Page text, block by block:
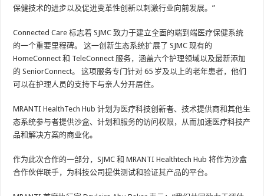
保健技术的进步以及促进变革性创新以刺激行业向前发展。”
Connected Care 标志着 SJMC 致力于建立全面的端到端医疗保健系统
的一个重要里程碑。 这一创新生态系统扩展了 SJMC 现有的
HomeConnect 和 TeleConnect 服务，涵盖六个护理领域以及最新添加
的 SeniorConnect。 这项服务专门针对 65 岁及以上的老年患者，他们
可以在护理人员的支持下与亲人分开居住。
MRANTI HealthTech Hub 计划为医疗科技创新者、技术提供商和其他生
态系统参与者提供沙盒、计划和服务的访问权限，从而加速医疗科技产
品和解决方案的商业化。
作为此次合作的一部分，SJMC 和 MRANTI Healthtech Hub 将作为沙盒
合作伙伴联手，为科技公司提供测试和验证其产品的平台。